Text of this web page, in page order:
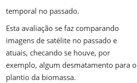
temporal no passado.
Esta avaliação se faz comparando
imagens de satélite no passado e
atuais, checando se houve, por
exemplo, algum desmatamento para o
plantio da biomassa.